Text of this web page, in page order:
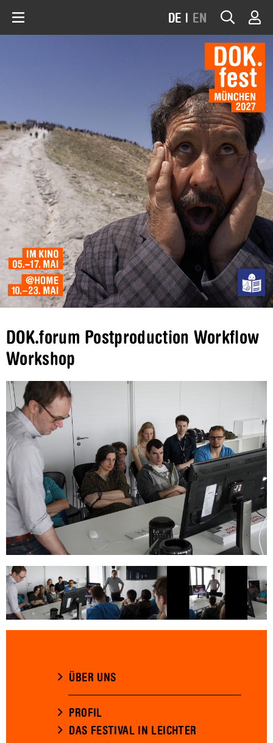
DE | EN
DOK.forum Postproduction Workflow
Workshop
ÜBER UNS
PROFIL
DAS FESTIVAL IN LEICHTER